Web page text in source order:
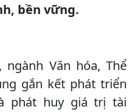
bền vững.
ngành Văn hóa, Thể
gắn kết phát triển
phát huy giá trị tài